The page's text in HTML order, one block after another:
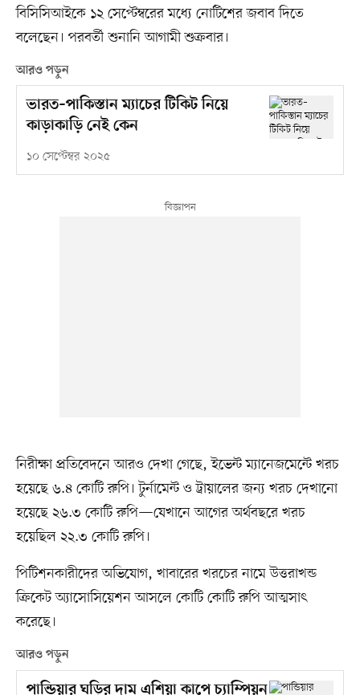
বিসিসিআইকে ১২ সেপ্টেম্বরের মধ্যে নোটিশের জবাব দিতে
বলেছেন। পরবর্তী শুনানি আগামী শুক্রবার।
আরও পড়ুন
ভারত–পাকিস্তান ম্যাচের টিকিট নিয়ে
কাড়াকাড়ি নেই কেন
১০ সেপ্টেম্বর ২০২৫
নিরীক্ষা প্রতিবেদনে আরও দেখা গেছে, ইভেন্ট ম্যানেজমেন্টে খরচ
হয়েছে ৬.৪ কোটি রুপি। টুর্নামেন্ট ও ট্রায়ালের জন্য খরচ দেখানো
হয়েছে ২৬.৩ কোটি রুপি—যেখানে আগের অর্থবছরে খরচ
হয়েছিল ২২.৩ কোটি রুপি।
পিটিশনকারীদের অভিযোগ, খাবারের খরচের নামে উত্তরাখন্ড
ক্রিকেট অ্যাসোসিয়েশন আসলে কোটি কোটি রুপি আত্মসাৎ
করেছে।
আরও পড়ুন
পান্ডিয়ার ঘড়ির দাম এশিয়া কাপে চ্যাম্পিয়ন